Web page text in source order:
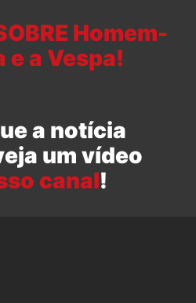
Homem-
e a Vespa!
a notícia
um vídeo
canal!